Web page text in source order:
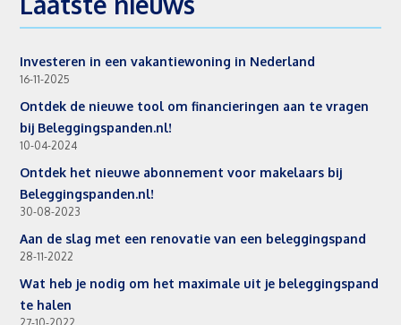
Investeren in een vakantiewoning in Nederland
16-11-2025
Ontdek de nieuwe tool om financieringen aan te vragen
bij Beleggingspanden.nl!
10-04-2024
Ontdek het nieuwe abonnement voor makelaars bij
Beleggingspanden.nl!
30-08-2023
Aan de slag met een renovatie van een beleggingspand
28-11-2022
Wat heb je nodig om het maximale uit je beleggingspand
te halen